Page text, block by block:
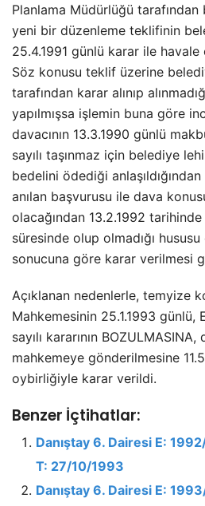
Planlama Müdürlüğü
yeni bir düzenleme teklifinin
25.4.1991 günlü karar ile havale
Söz konusu teklif üzerine
tarafından karar alınıp
yapılmışsa işlemin buna göre
davacının 13.3.1990 günlü
sayılı taşınmaz için belediye
bedelini ödediği
anılan başvurusu ile dava
olacağından 13.2.1992 tarihinde
süresinde olup olmadığı hususu
sonucuna göre karar verilmesi
Açıklanan nedenlerle, temyize
Mahkemesinin 25.1.1993 günlü,
sayılı kararının
mahkemeye gönderilmesine
oybirliğiyle karar verildi.
Benzer İçtihatlar:
Danıştay 6. Dairesi E:
T: 27/10/1993
Danıştay 6. Dairesi E: